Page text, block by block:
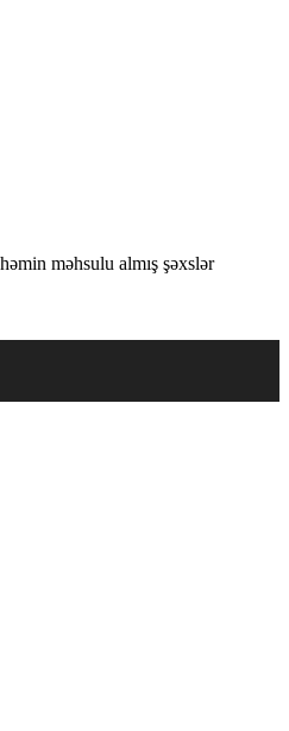
məhsulu almış şəxslər